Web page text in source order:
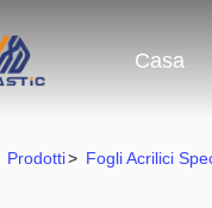
Casa
Prodotti> Fogli Acrilici